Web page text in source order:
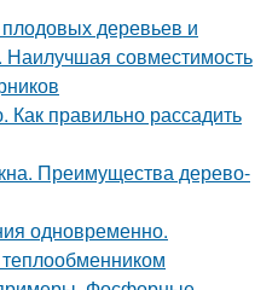
деревьев и
Наилучшая совместимость
Как правильно рассадить
Преимущества дерево-
одновременно.